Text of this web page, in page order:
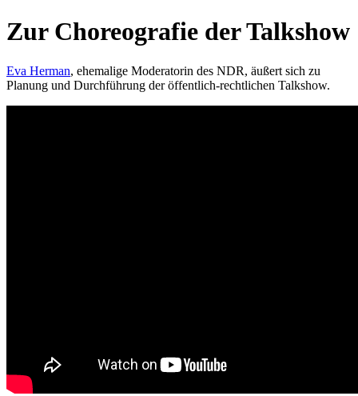
Zur Choreografie der Talkshow
Eva Herman, ehemalige Moderatorin des NDR, äußert sich zu
Planung und Durchführung der öffentlich-rechtlichen Talkshow.